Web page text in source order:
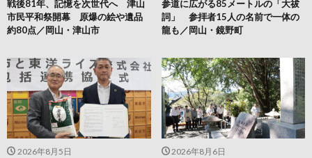
2026年8月6日
2026年8月5日
参道に広がる85メートルの「大祓
詞」 参拝者15人の名前で一体の
龍も／岡山・鏡野町
戦後81年、記憶を次世代へ 津山
市民平和祭開幕 原爆の絵や遺品
約80点／岡山・津山市